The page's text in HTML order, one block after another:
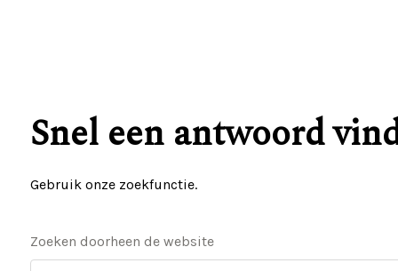
Snel een antwoord
Gebruik onze zoekfunctie.
Zoeken doorheen de website